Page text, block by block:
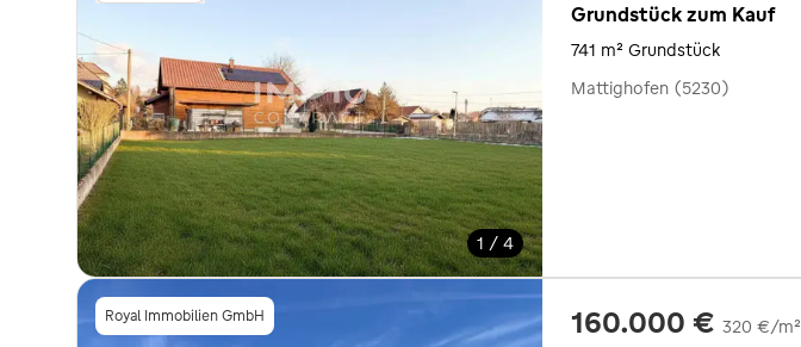
1 / 4
Grundstück zum Kauf
741 m² Grundstück
Mattighofen (5230)
Royal Immobilien GmbH 160.000 € 320 €/m²